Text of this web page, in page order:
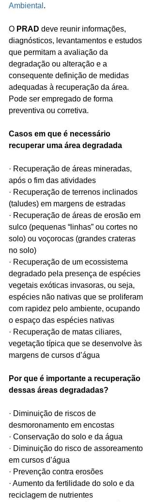
Ambiental .
O PRAD deve reunir informações,
diagnósticos, levantamentos e estudos
que permitam a avaliação da
degradação ou alteração e a
consequente definição de medidas
adequadas à recuperação da área.
Pode ser empregado de forma
preventiva ou corretiva.
Casos em que é necessário
recuperar uma área degradada
· Recuperação de áreas mineradas,
após o fim das atividades
· Recuperação de terrenos inclinados
(taludes) em margens de estradas
· Recuperação de áreas de erosão em
sulco (pequenas “linhas” ou cortes no
solo) ou voçorocas (grandes crateras
no solo)
· Recuperação de um ecossistema
degradado pela presença de espécies
vegetais exóticas invasoras, ou seja,
espécies não nativas que se proliferam
com rapidez pelo ambiente, ocupando
o espaço das espécies nativas
· Recuperação de matas ciliares,
vegetação típica que se desenvolve às
margens de cursos d’água
Por que é importante a recuperação
dessas áreas degradadas?
· Diminuição de riscos de
desmoronamento em encostas
· Conservação do solo e da água
· Diminuição do risco de assoreamento
em cursos d’água
· Prevenção contra erosões
· Aumento da fertilidade do solo e da
reciclagem de nutrientes